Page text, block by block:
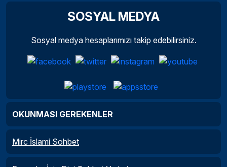
SOSYAL MEDYA
Sosyal medya hesaplarımızı takip edebilirsiniz.
OKUNMASI GEREKENLER
Mirc İslami Sohbet